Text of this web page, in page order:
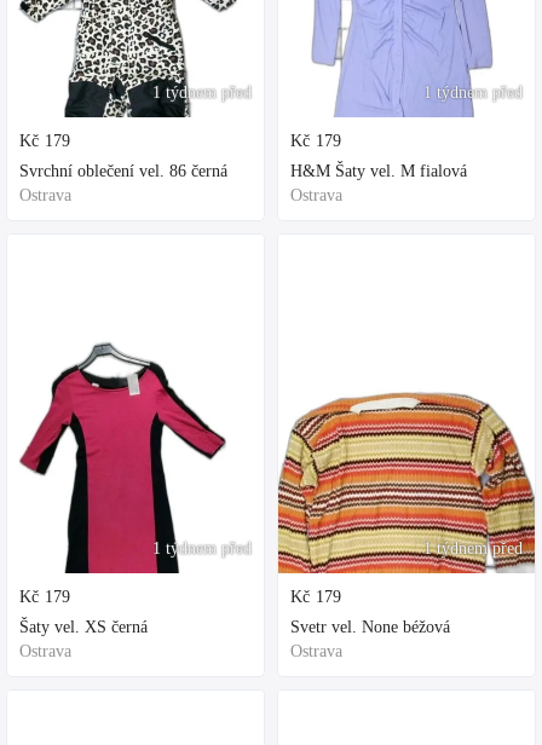
1 týdnem před
Kč 179
Svrchní oblečení vel. 86 černá
Ostrava
1 týdnem před
Kč 179
Šaty vel. XS černá
Ostrava
1 týdnem před
Kč 179
H&M Šaty vel. M fialová
Ostrava
1 týdnem před
Kč 179
Svetr vel. None béžová
Ostrava